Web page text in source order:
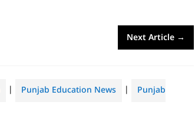
Next Article →
Punjab Education News
Punjab